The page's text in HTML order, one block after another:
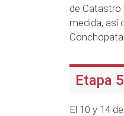
de Catastro
medida, así
Conchopata.
Etapa
El 10 y 14